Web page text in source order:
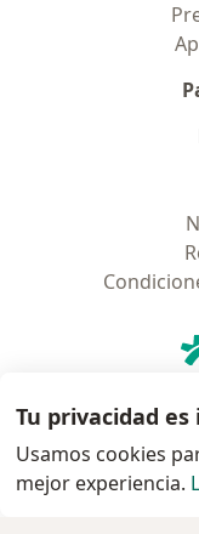
Tu privacidad
Usamos cookies
mejor experiencia.